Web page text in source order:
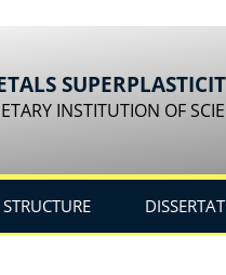
INSTITUTION OF
STRUCTURE